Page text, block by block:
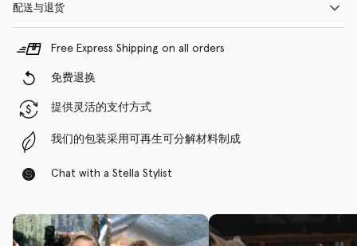
配送与退货
Free Express Shipping on all orders
免费退换
提供灵活的支付方式
我们的包装采用可再生可分解材料制成
Chat with a Stella Stylist